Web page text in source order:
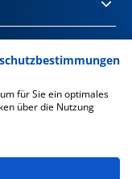
für Sie ein optimales
über die Nutzung